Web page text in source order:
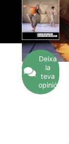
Deixa
la
teva
opinió